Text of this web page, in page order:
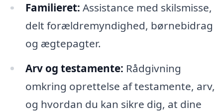
Familieret: Assistance med skilsmisse,
delt forældremyndighed, børnebidrag
og ægtepagter.
Arv og testamente: Rådgivning
omkring oprettelse af testamente, arv,
og hvordan du kan sikre dig, at dine